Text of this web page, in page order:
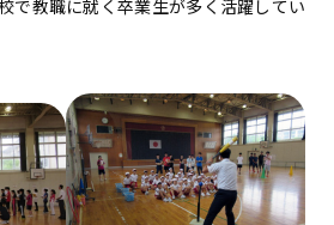
で教職に就く卒業生が多く活躍してい